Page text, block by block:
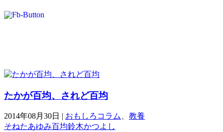
たかが百均、されど百均
2014年08月30日 | おもしろコラム
教養
そねたあゆみ百均鈴木かつよし